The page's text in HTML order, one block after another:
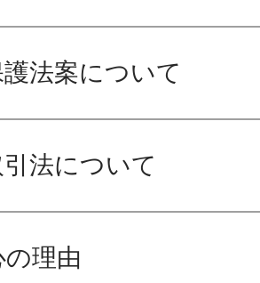
法案について
法について
の理由